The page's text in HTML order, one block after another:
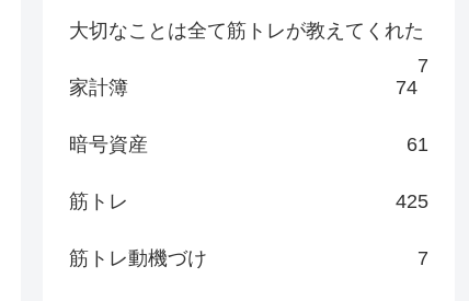
大切なことは全て筋トレが教えてくれた
7
家計簿
74
暗号資産 61
筋トレ 425
筋トレ動機づけ 7